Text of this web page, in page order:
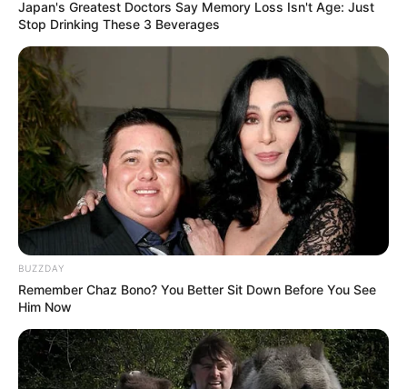
Meter hohen Eisenberg, steht seit 1913 der 24 Meter
hüringer Wald
Rhönschauen kann. Er ist
Mittelpunkt des als Ausflugs- und Wanderziel
beliebten Eisenbergs, mit Berghotel, Feriendorf,
Skilift und zahlreichen Wanderwegen, wie dem
Archäologischen Wanderweg am Eisenberg.
Informationen unterde.wikipedia.org/wiki/Eisenberg
(Knüll).
Taufstein mit Bismarckturm - Mit einer Höhe von 773
m ist der im Oberwald liegende Taufstein der
höchste Gipfel im Vogelsbergmassiv. Hier steht der
28 m hohe Bismarckturm, von dem eine weitgehend
unterde.wikipedia.org/wiki/Taufstein (Vogelsberg).
Naturpark Hoher Vogelsberg - Das bis zu 772 Meter
Japan's Greatest Doctors Say Memory Loss Isn't Age: Just
Stop Drinking These 3 Beverages
BUZZDAY
Remember Chaz Bono? You Better Sit Down Before You See
Him Now